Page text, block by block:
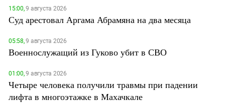
15:00,9 августа 2026
Суд арестовал Аргама Абрамяна на два месяца
05:58,9 августа 2026
Военнослужащий из Гуково убит в СВО
01:00,9 августа 2026
Четыре человека получили травмы при падении
лифта в многоэтажке в Махачкале